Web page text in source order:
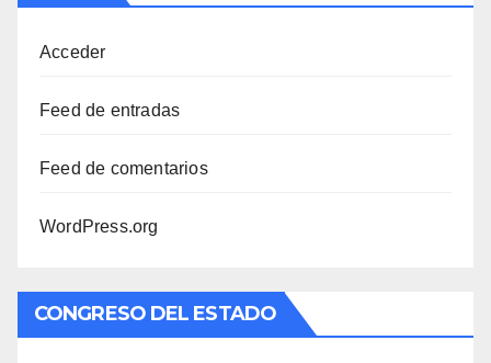
Acceder
Feed de entradas
Feed de comentarios
WordPress.org
CONGRESO DEL ESTADO